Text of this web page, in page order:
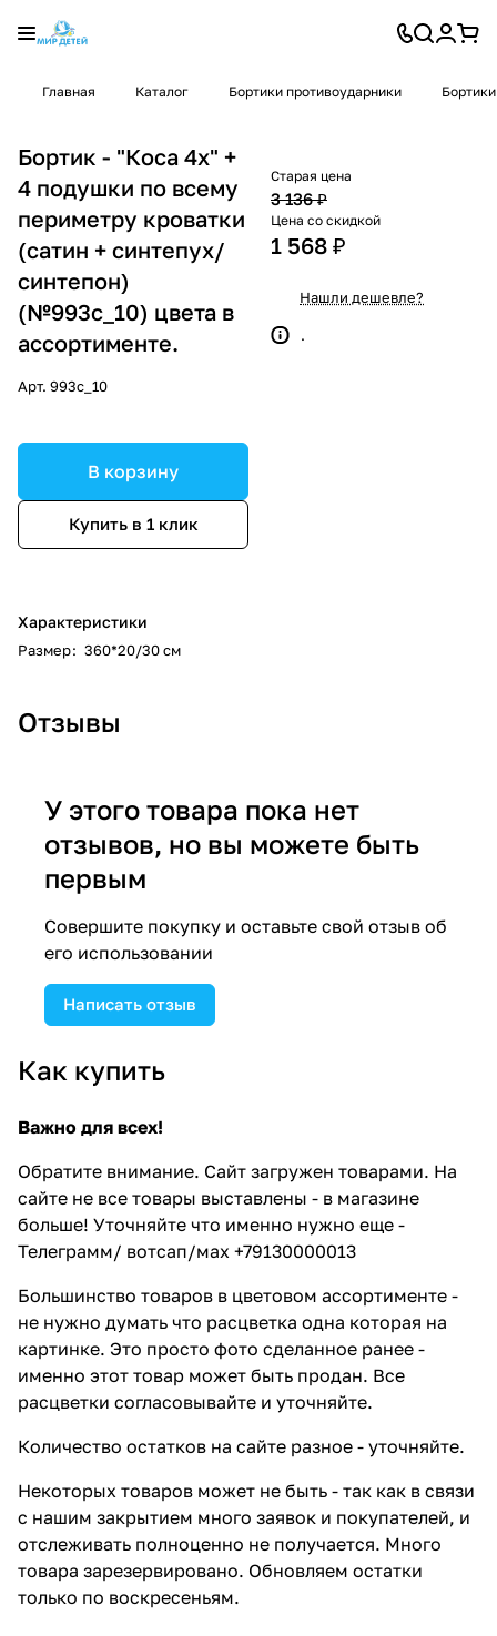
Главная Каталог Бортики противоударники
Бортик - "Коса 4х" +
4 подушки по всему
периметру кроватки
(сатин + синтепух/
синтепон)
(№993с_10) цвета в
ассортименте.
Арт. 993с_10
В корзину
Купить в 1 клик
Характеристики
Размер: 360*20/30 см
Старая цена
3 136 ₽
Цена со скидкой
1 568 ₽
Нашли дешевле?
.
Отзывы
У этого товара пока нет
отзывов, но вы можете быть
первым
Совершите покупку и оставьте свой отзыв об
его использовании
Написать отзыв
Как купить
Важно для всех!
Обратите внимание. Сайт загружен товарами. На
сайте не все товары выставлены - в магазине
больше! Уточняйте что именно нужно еще -
Телеграмм/ вотсап/мах +79130000013
Большинство товаров в цветовом ассортименте -
не нужно думать что расцветка одна которая на
картинке. Это просто фото сделанное ранее -
именно этот товар может быть продан. Все
расцветки согласовывайте и уточняйте.
Количество остатков на сайте разное - уточняйте.
Некоторых товаров может не быть - так как в связи
с нашим закрытием много заявок и покупателей, и
отслеживать полноценно не получается. Много
товара зарезервировано. Обновляем остатки
только по воскресеньям.